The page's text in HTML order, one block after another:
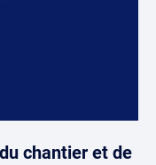
chantier et de